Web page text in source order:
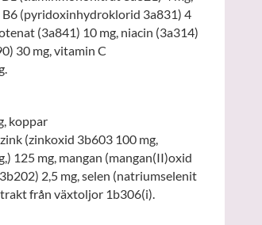
(pyridoxinhydroklorid 3a831) 4
(3a841) 10 mg, niacin (3a314)
30 mg, vitamin C
koppar
(zinkoxid 3b603 100 mg,
125 mg, mangan (mangan(II)oxid
2,5 mg, selen (natriumselenit
från växtoljor 1b306(i).